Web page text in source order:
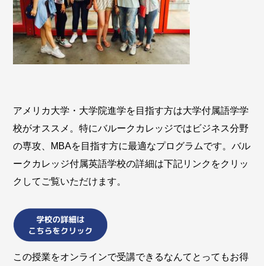
アメリカ大学・大学院進学を目指す方は大学付属語学学
校がオススメ。特にバルークカレッジではビジネス分野
の専攻、MBAを目指す方に最適なプログラムです。バル
ークカレッジ付属英語学校の詳細は下記リンクをクリッ
クしてご覧いただけます。
この授業をオンラインで受講できるなんてとってもお得